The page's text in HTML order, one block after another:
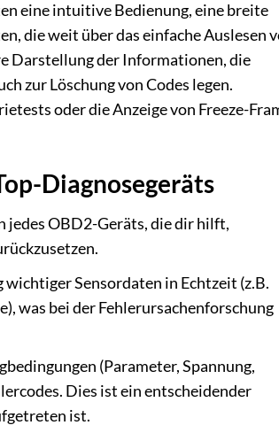
eine intuitive Bedienung, eine breite
die weit über das einfache Auslesen
Darstellung der Informationen, die
zur Löschung von Codes legen.
oder die Anzeige von Freeze-
Diagnosegeräts
jedes OBD2-Geräts, die dir hilft,
Sensordaten in Echtzeit (z.B.
was bei der Fehlerursachenforschung
(Parameter, Spannung,
Dies ist ein entscheidender
ist.